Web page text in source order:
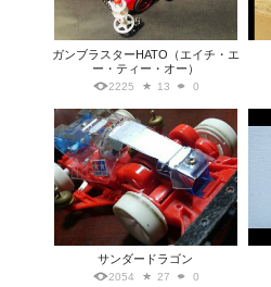
ガンブラスターHATO（エイチ・エ
ー・ティー・オー）
2225 13 0
サンダードラゴン
2054 27 0